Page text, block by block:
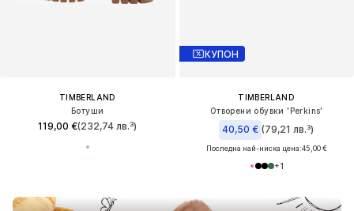
TIMBERLAND
Ботуши
119,00 €(232,74 лв.³)
КУПОН
TIMBERLAND
Отворени обувки 'Perkins'
40,50 € (79,21 лв.³)
Последна най-ниска цена:45,00 €
+1